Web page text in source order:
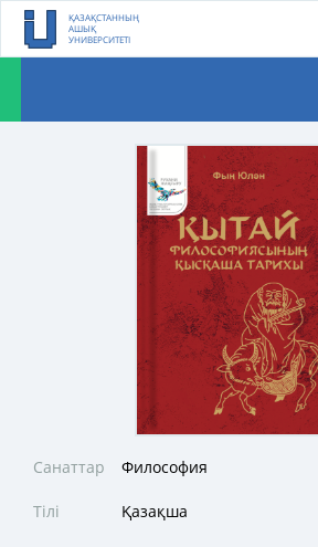
ҚАЗАҚСТАННЫҢ
АШЫҚ
УНИВЕРСИТЕТІ
Санаттар Философия
Тілі Қазақша